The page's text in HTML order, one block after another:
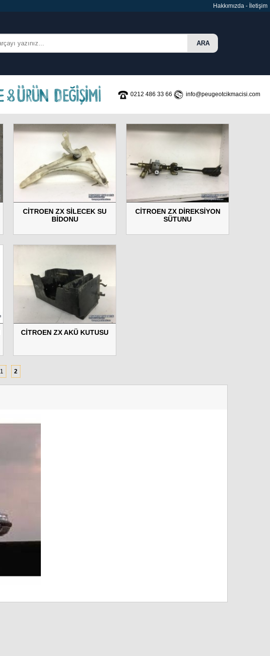
Hakkımızda - İletişim
0212 486 33 66 info@peugeotcikmacisi.com
CİTROEN ZX SİLECEK SU
BİDONU
CİTROEN ZX DİREKSİYON
SÜTUNU
CİTROEN ZX AKÜ KUTUSU
1 2